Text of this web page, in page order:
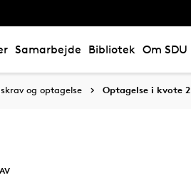
Samarbejde Bibliotek Om SDU
og optagelse Optagelse i kvote 2